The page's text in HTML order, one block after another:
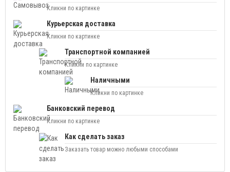
Кликни по картинке
Курьерская доставка
Кликни по картинке
Транспортной компанией
Кликни по картинке
Наличными
Кликни по картинке
Банковский перевод
Кликни по картинке
Как сделать заказ
Заказать товар можно любыми способами